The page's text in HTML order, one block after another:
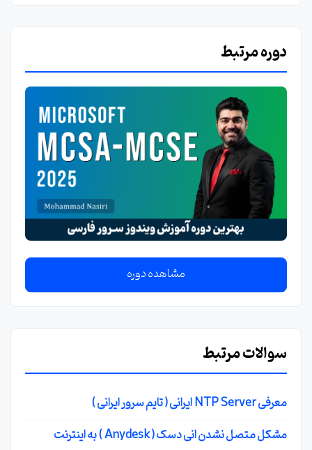
دوره مرتبط
مشاهده دوره
سوالات مرتبط
معرفی NTP Server ایرانی ( تایم سرور ایرانی )
مشکل متصل نشدن انی دسک ( Anydesk ) به اینترنت